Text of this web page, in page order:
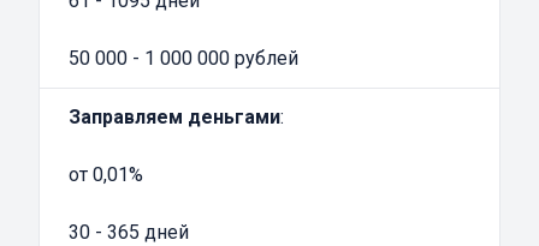
50 000 - 1 000 000 рублей
Заправляем деньгами:
от 0,01%
30 - 365 дней